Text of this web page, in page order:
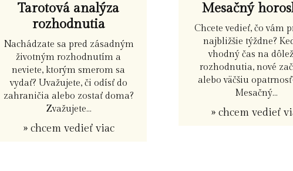
Tarotová analýza
rozhodnutia
Nachádzate sa pred zásadným
životným rozhodnutím a
neviete, ktorým smerom sa
vydať? Uvažujete, či odísť do
zahraničia alebo zostať doma?
Zvažujete...
» chcem vedieť viac
Mesačný
Chcete vedieť, čo vám
najbližšie týždne?
vhodný čas na
rozhodnutia, nové
alebo väčšiu
Mesačný...
» chcem vedieť